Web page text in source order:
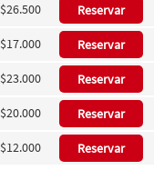
$26.500 Reservar
$17.000 Reservar
$23.000 Reservar
$20.000 Reservar
$12.000 Reservar